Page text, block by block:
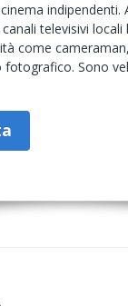
indipendenti.
televisivi
come
fotografico. Sono